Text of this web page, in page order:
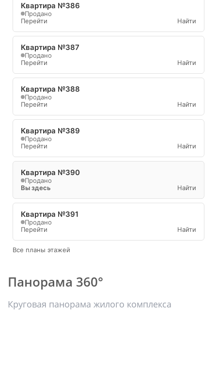
Квартира №386
Продано
Перейти
Найти
Квартира №387
Продано
Перейти
Найти
Квартира №388
Продано
Перейти
Найти
Квартира №389
Продано
Перейти
Найти
Квартира №390
Продано
Вы здесь
Найти
Квартира №391
Продано
Перейти
Найти
Все планы этажей
Панорама 360°
Круговая панорама жилого комплекса